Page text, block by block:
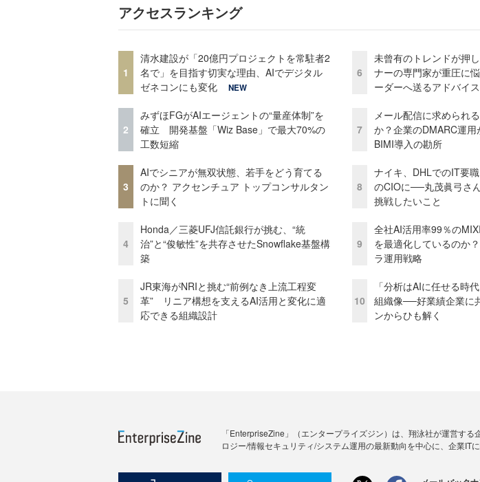
アクセスランキング
1
清水建設が「20億円プロジェクトを常駐者2
名で」を目指す切実な理由、AIでデジタル
ゼネコンにも変化
NEW
2
みずほFGがAIエージェントの“量産体制”を
確立 開発基盤「Wiz Base」で最大70%の
工数短縮
3
AIでシニアが無双状態、若手をどう育てる
のか？ アクセンチュア トップコンサルタン
トに聞く
4
Honda／三菱UFJ信託銀行が挑む、“統
治”と“俊敏性”を共存させたSnowflake基盤構
築
5
JR東海がNRIと挑む“前例なき上流工程変
革” リニア構想を支えるAI活用と変化に適
応できる組織設計
6
未曾有のトレンドが押
ナーの専門家が重圧に
ーダーへ送るアドバイス
7
メール配信に求められ
か？企業のDMARC運用
BIMI導入の勘所
8
ナイキ、DHLでのIT要職
のCIOに──丸茂眞弓さ
挑戦したいこと
9
全社AI活用率99％の
を最適化しているのか
ラ運用戦略
10
「分析はAIに任せる時
組織像──好業績企業に
ンからひも解く
「EnterpriseZine」（エンタープライズジン）は、翔泳社が運営す
ロジー/情報セキュリティ/システム運用の最新動向を中心に、企業IT